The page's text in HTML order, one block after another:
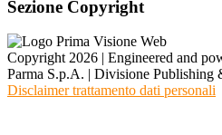
Sezione Copyright
Copyright 2026 | Engineered and
Parma S.p.A. | Divisione Publishing
Disclaimer trattamento dati personali